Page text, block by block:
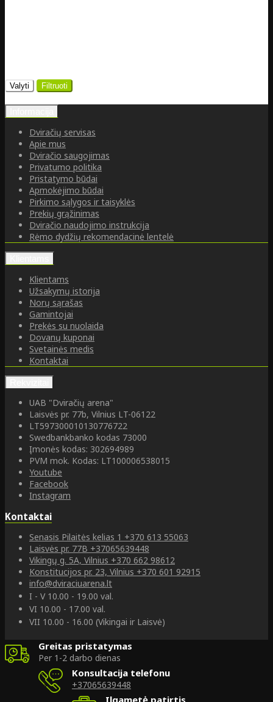
Valyti Filtruoti
Dviračių servisas
Apie mus
Dviračio saugojimas
Privatumo politika
Pristatymo būdai
Apmokėjimo būdai
Pirkimo sąlygos ir taisyklės
Prekių grąžinimas
Dviračio naudojimo instrukcija
Rėmo dydžių rekomendacinė lentelė
Klientams
Užsakymų istorija
Norų sąrašas
Gamintojai
Prekės su nuolaida
Dovanų kuponai
Svetainės medis
Kontaktai
UAB "Dviračių arena"
Laisvės pr. 77b, Vilnius LT-06122
LT597300010130776722
Swedbankbanko kodas 73000
Įmonės kodas: 302694989
PVM mok. Kodas: LT100006538015
Youtube
Facebook
Instagram
Kontaktai
Senasis Pilaitės kelias 1 +370 613 55063
Laisvės pr. 77B +37065639448
Vikingų g. 5A, Vilnius +370 662 98612
Konstitucijos pr. 23, Vilnius +370 601 92915
info@dviraciuarena.lt
I - V 10.00 - 19.00 val.
VI 10.00 - 17.00 val.
VII 10.00 - 16.00 (Vikingai ir Laisvė)
Greitas pristatymas
Per 1-2 darbo dienas
Konsultacija telefonu
+37065639448
Ilgametė patirtis